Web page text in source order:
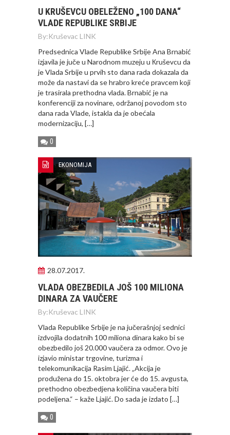
U KRUŠEVCU OBELEŽENO „100 DANA“
VLADE REPUBLIKE SRBIJE
By:Kruševac LINK
Predsednica Vlade Republike Srbije Ana Brnabić
izjavila je juče u Narodnom muzeju u Кruševcu da
je Vlada Srbije u prvih sto dana rada dokazala da
može da nastavi da se hrabro kreće pravcem koji
je trasirala prethodna vlada. Brnabić je na
konferenciji za novinare, održanoj povodom sto
dana rada Vlade, istakla da je obećala
modernizaciju, […]
0
EKONOMIJA
28.07.2017.
VLADA OBEZBEDILA JOŠ 100 MILIONA
DINARA ZA VAUČERE
By:Kruševac LINK
Vlada Republike Srbije je na jučerašnjoj sednici
izdvojila dodatnih 100 miliona dinara kako bi se
obezbedilo još 20.000 vaučera za odmor. Ovo je
izjavio ministar trgovine, turizma i
telekomunikacija Rasim Ljajić. „Akcija je
produžena do 15. oktobra jer će do 15. avgusta,
prethodno obezbedjena količina vaučera biti
podeljena.“ – kaže Ljajić. Do sada je izdato […]
0